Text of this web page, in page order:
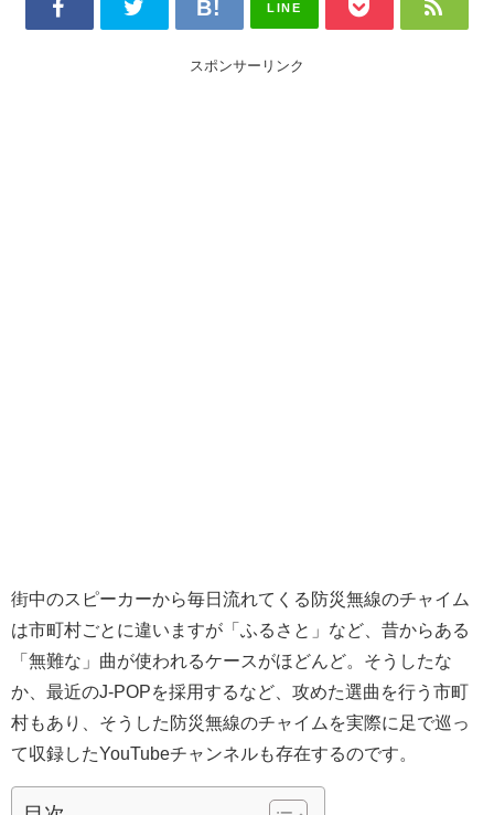
LINE
スポンサーリンク
街中のスピーカーから毎日流れてくる防災無線のチャイム
は市町村ごとに違いますが「ふるさと」など、昔からある
「無難な」曲が使われるケースがほどんど。そうしたな
か、最近のJ-POPを採用するなど、攻めた選曲を行う市町
村もあり、そうした防災無線のチャイムを実際に足で巡っ
て収録したYouTubeチャンネルも存在するのです。